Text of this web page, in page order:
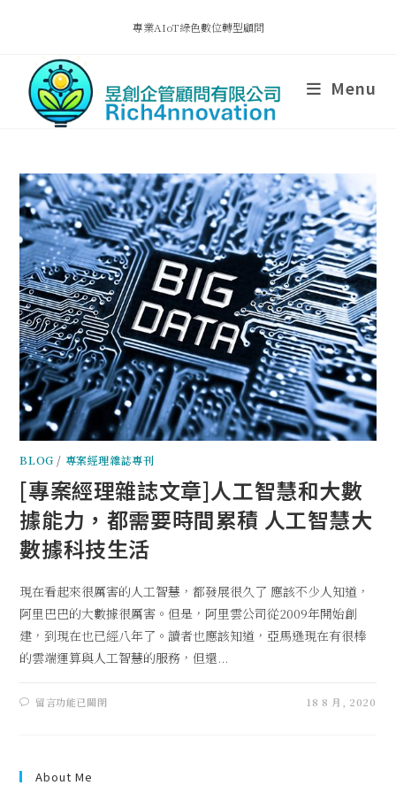
專業AIoT綠色數位轉型顧問
Menu
BLOG / 專案經理雜誌專刊
[專案經理雜誌文章]人工智慧和大數
據能力，都需要時間累積 人工智慧大
數據科技生活
現在看起來很厲害的人工智慧，都發展很久了 應該不少人知道，
阿里巴巴的大數據很厲害。但是，阿里雲公司從2009年開始創
建，到現在也已經八年了。讀者也應該知道，亞馬遜現在有很棒
的雲端運算與人工智慧的服務，但還...
留言功能已關閉 18 8 月, 2020
About Me